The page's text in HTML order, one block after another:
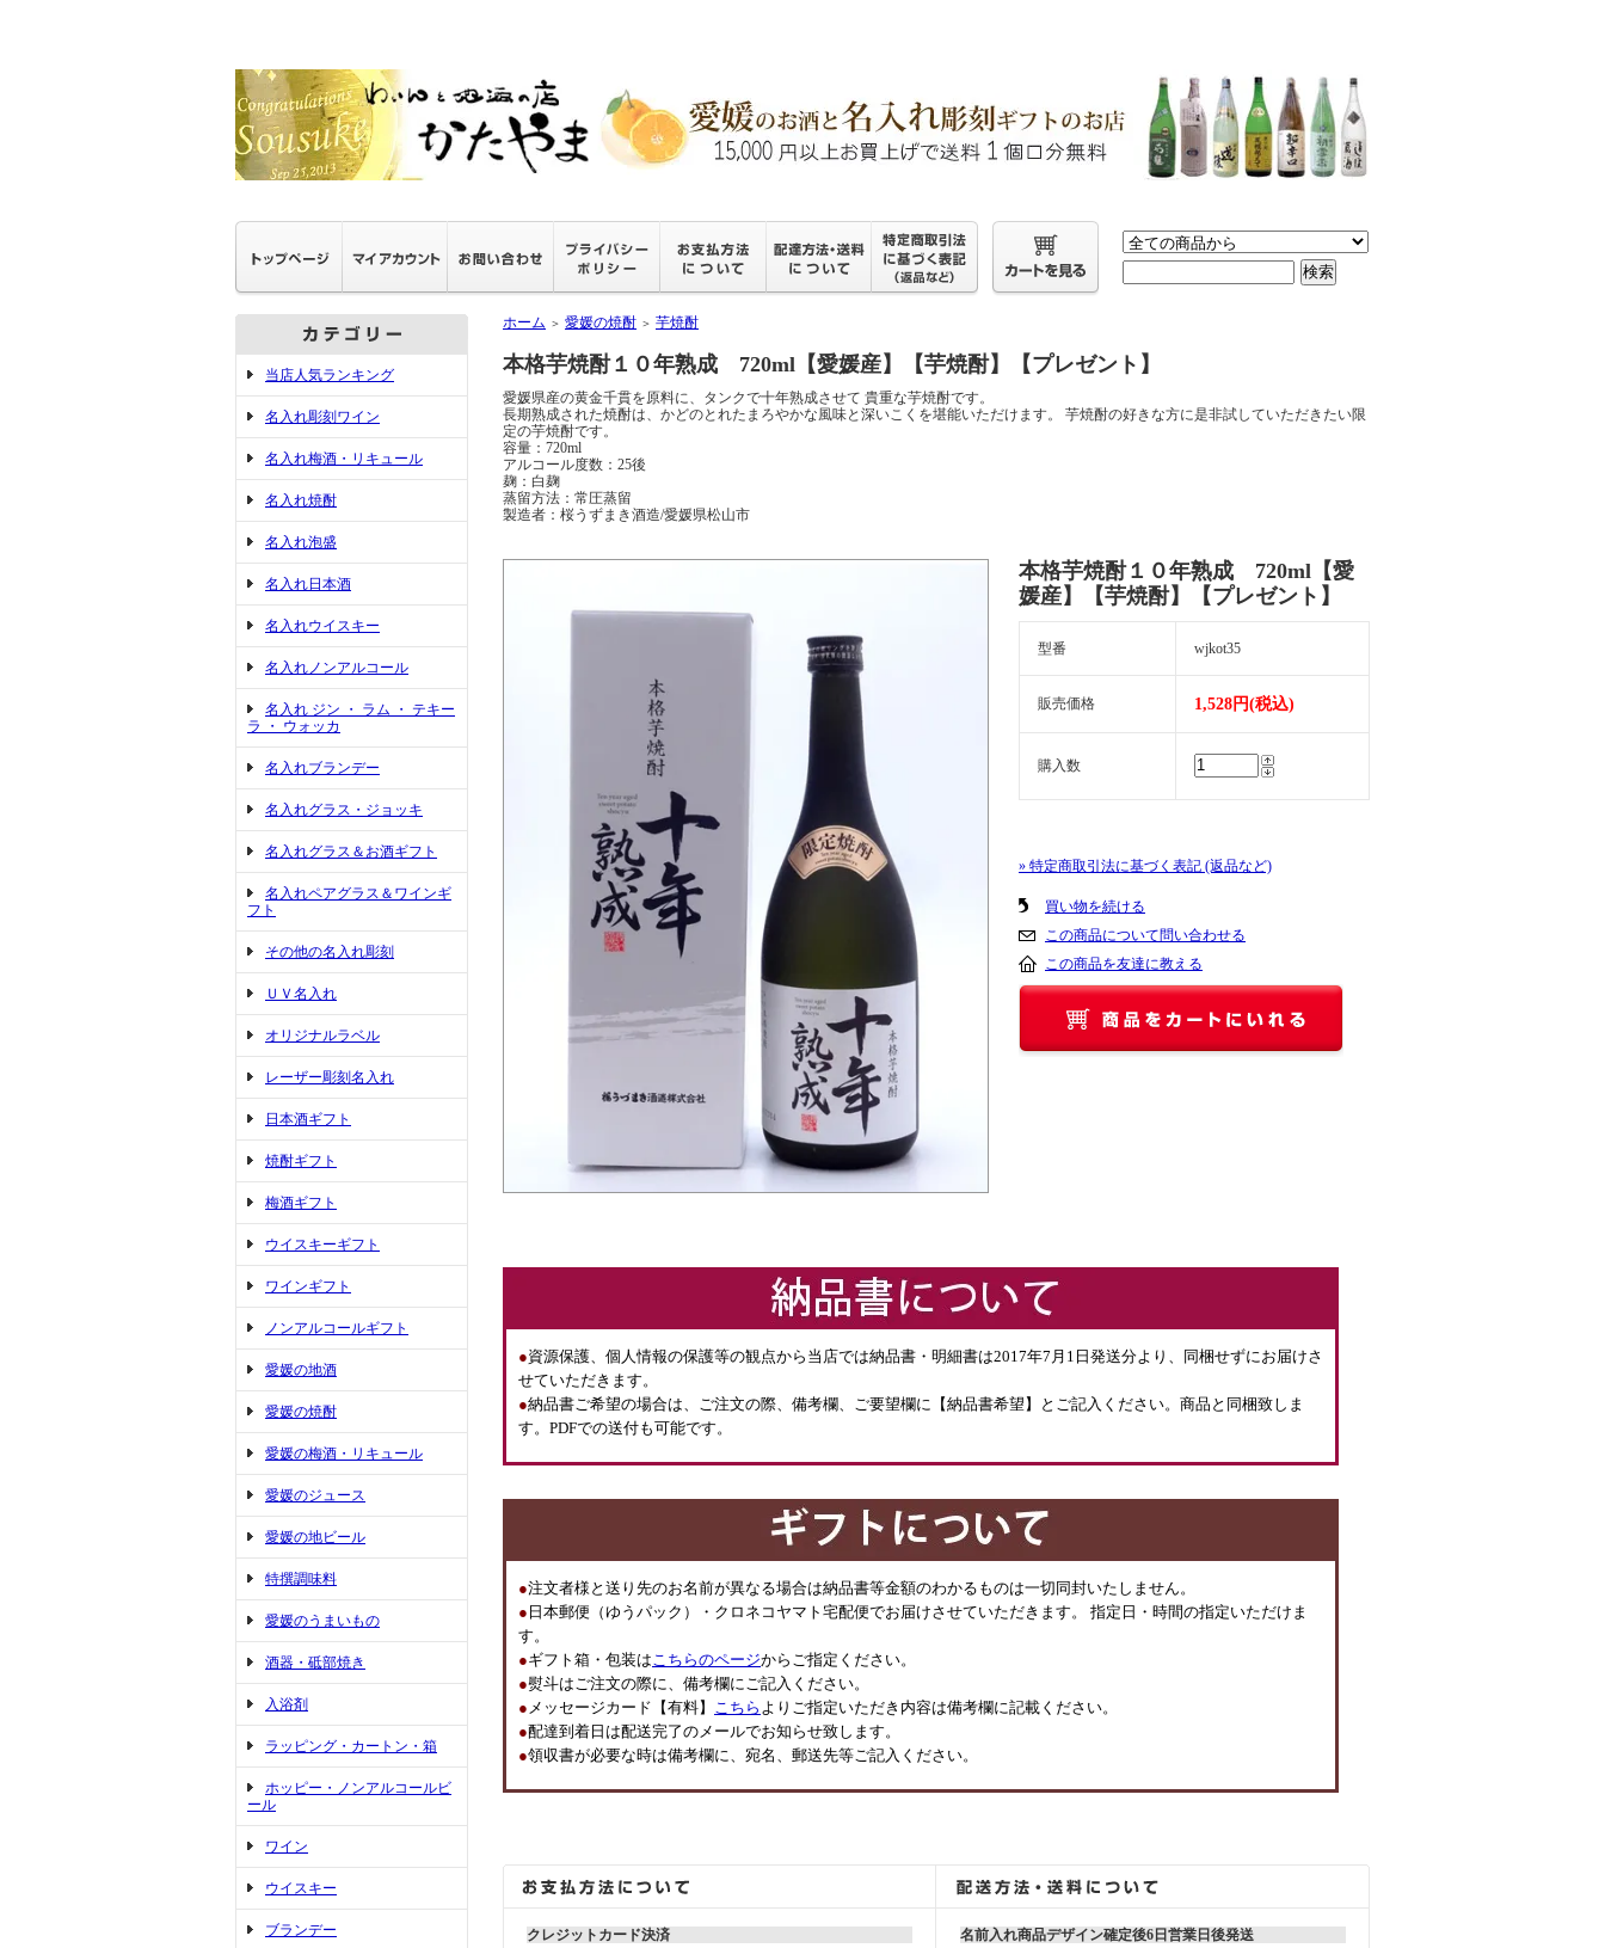
当店人気ランキング
名入れ彫刻ワイン
名入れ梅酒・リキュール
名入れ焼酎
名入れ泡盛
名入れ日本酒
名入れウイスキー
名入れノンアルコール
名入れ ジン ・ ラム ・ テキー
ラ ・ ウォッカ
名入れブランデー
名入れグラス・ジョッキ
名入れグラス＆お酒ギフト
名入れペアグラス＆ワインギ
フト
その他の名入れ彫刻
ＵＶ名入れ
オリジナルラベル
レーザー彫刻名入れ
日本酒ギフト
焼酎ギフト
梅酒ギフト
ウイスキーギフト
ワインギフト
ノンアルコールギフト
愛媛の地酒
愛媛の焼酎
愛媛の梅酒・リキュール
愛媛のジュース
愛媛の地ビール
特撰調味料
愛媛のうまいもの
酒器・砥部焼き
入浴剤
ラッピング・カートン・箱
ホッピー・ノンアルコールビ
ール
ワイン
ウイスキー
ブランデー
ホーム ＞ 愛媛の焼酎 ＞ 芋焼酎
本格芋焼酎１０年熟成 720ml【愛媛産】【芋焼酎】【プレゼント】
愛媛県産の黄金千貫を原料に、タンクで十年熟成させて 貴重な芋焼酎です。
長期熟成された焼酎は、かどのとれたまろやかな風味と深いこくを堪能いただけます。 芋焼酎の好きな方に是非試していただきたい限
定の芋焼酎です。
容量：720ml
アルコール度数：25後
麹：白麹
蒸留方法：常圧蒸留
製造者：桜うずまき酒造/愛媛県松山市
本格芋焼酎１０年熟成 720ml【愛
媛産】【芋焼酎】【プレゼント】
型番 wjkot35
販売価格 1,528円(税込)
購入数
» 特定商取引法に基づく表記 (返品など)
買い物を続ける
この商品について問い合わせる
この商品を友達に教える
●資源保護、個人情報の保護等の観点から当店では納品書・明細書は2017年7月1日発送分より、同梱せずにお届けさ
せていただきます。
●納品書ご希望の場合は、ご注文の際、備考欄、ご要望欄に【納品書希望】とご記入ください。商品と同梱致しま
す。PDFでの送付も可能です。
●注文者様と送り先のお名前が異なる場合は納品書等金額のわかるものは一切同封いたしません。
● 日本郵便（ゆうパック）・クロネコヤマト宅配便でお届けさせていただきます。 指定日・時間の指定いただけま
す。
●ギフト箱・包装はこちらのページからご指定ください。
●熨斗はご注文の際に、備考欄にご記入ください。
● メッセージカード【有料】 こちら よりご指定いただき内容は備考欄に記載ください。
●配達到着日は配送完了のメールでお知らせ致します。
●領収書が必要な時は備考欄に、宛名、郵送先等ご記入ください。
クレジットカード決済
名前入れ商品デザイン確定後6日営業日後発送